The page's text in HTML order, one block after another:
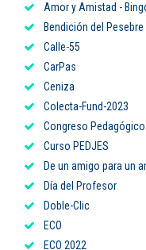
Amor y Amistad -
Bendición del Pesebre
Calle-55
CarPas
Ceniza
Colecta-Fund-2023
Congreso Pedagógico
Curso PEDJES
De un amigo para un
Día del Profesor
Doble-Clic
ECO
ECO 2022
Puntos
Línea